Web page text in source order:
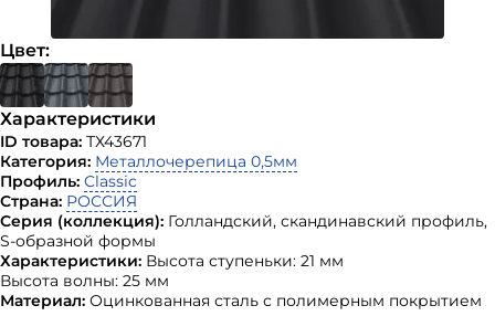
Цвет:
Характеристики
ID товара: ТХ43671
Категория: Металлочерепица 0,5мм
Профиль: Classic
Страна: РОССИЯ
Серия (коллекция): Голландский, скандинавский профиль,
S-образной формы
Характеристики: Высота ступеньки: 21 мм
Высота волны: 25 мм
Материал: Оцинкованная сталь с полимерным покрытием